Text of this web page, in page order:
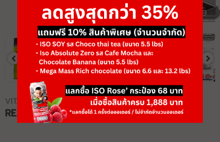
1/9
VITAXTRONG
REAL WHEY PROTEIN